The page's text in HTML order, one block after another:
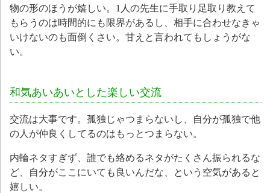
物の形のほうが嬉しい。1人の先生に手取り足取り教えて
もらうのは時間的にも限界があるし、相手に合わせなきゃ
いけないのも面倒くさい。甘えと言われてもしょうがな
い。
和気あいあいとした楽しい交流
交流は大事です。孤独じゃつまらないし、自分が孤独で他
の人が仲良くしてるのはもっとつまらない。
内輪ネタすぎず、誰でも絡めるネタがたくさん振られるな
ど、自分がここにいても良いんだな、という空気があると
嬉しい。